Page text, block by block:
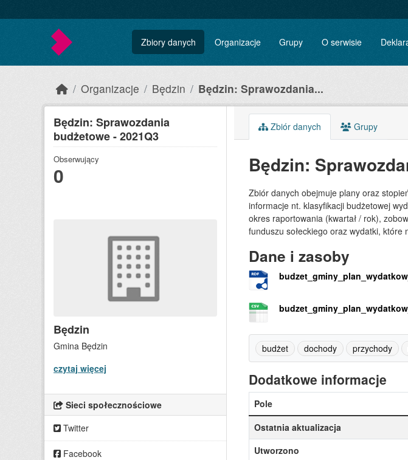
Zbiory danych Organizacje Grupy O serwisie
Organizacje Będzin Będzin: Sprawozdania...
Będzin: Sprawozdania
budżetowe - 2021Q3
Obserwujący
0
Będzin
Gmina Będzin
czytaj więcej
Sieci społecznościowe
Twitter
Facebook
Zbiór danych Grupy
Będzin:
Zbiór danych obejmuje plany oraz
informacje nt. klasyfikacji budżetowej
okres raportowania (kwartał / rok),
funduszu sołeckiego oraz wydatki, które
Dane i zasoby
budżet dochody przychody
Dodatkowe informacje
Pole
Ostatnia aktualizacja
Utworzono